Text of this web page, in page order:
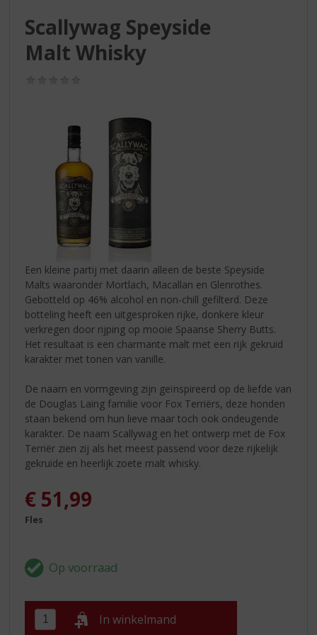
Scallywag Speyside
Malt Whisky
Een kleine partij met daarin alleen de beste Speyside
Malts waaronder Mortlach, Macallan en Glenrothes.
Gebotteld op 46% alcohol en non-chill gefilterd. Deze
botteling heeft een uitgesproken rijke, donkere kleur
verkregen door rijping op mooie Spaanse Sherry Butts.
Het resultaat is een charmante malt met een rijk gekruid
karakter met tonen van vanille.
De naam en vormgeving zijn geïnspireerd op de liefde van
de Douglas Laing familie voor Fox Terriërs, deze honden
staan bekend om hun lieve maar toch ook ondeugende
karakter. De naam Scallywag en het ontwerp met de Fox
Terriër zien zij als het meest passend voor deze rijkelijk
gekruide en heerlijk zoete malt whisky.
€ 51,99
Fles
In winkelmand